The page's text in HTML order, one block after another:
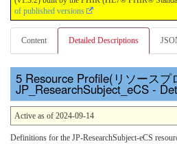
of published versions
Content Detailed Descriptions
Resource Profile(リソースプ
JP_ResearchSubject_eCS -
Active as of 2024-09-14
Definitions for the JP-ResearchSubject-eCS